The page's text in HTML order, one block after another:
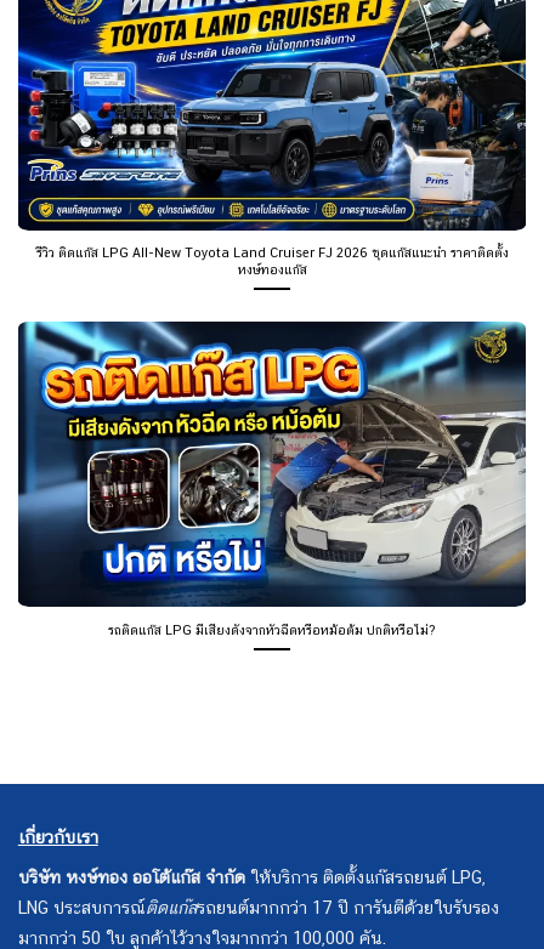
รีวิว ติดแก๊ส LPG All-New Toyota Land Cruiser FJ 2026 ชุดแก๊สแนะนำ ราคาติดตั้ง
หงษ์ทองแก๊ส
รถติดแก๊ส LPG มีเสียงดังจากหัวฉีดหรือหม้อต้ม ปกติหรือไม่?
เกี่ยวกับเรา
บริษัท หงษ์ทอง ออโต้แก๊ส จำกัด ให้บริการ ติดตั้งแก๊สรถยนต์ LPG,
LNG ประสบการณ์ติดแก๊สรถยนต์มากกว่า 17 ปี การันตีด้วยใบรับรอง
มากกว่า 50 ใบ ลูกค้าไว้วางใจมากกว่า 100,000 คัน.